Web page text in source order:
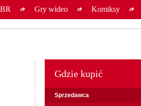
Gry wideo Komiksy
Gdzie kupić
Sprzedawca